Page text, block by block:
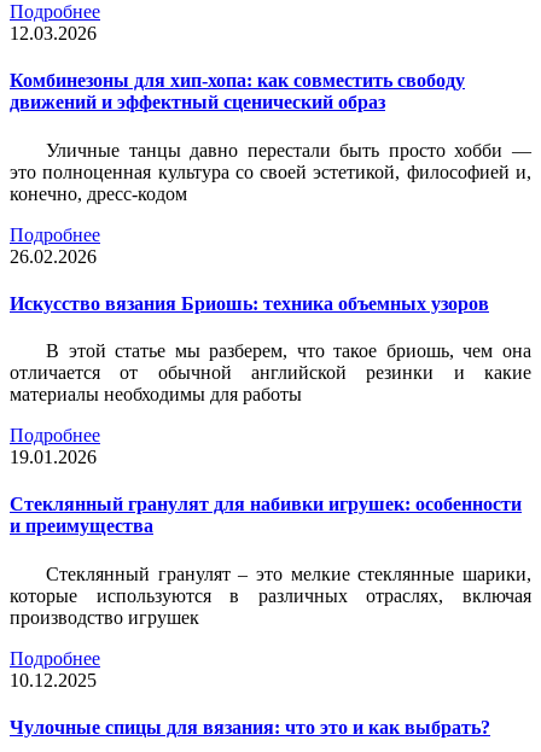
Подробнее
12.03.2026
Комбинезоны для хип-хопа: как совместить свободу
движений и эффектный сценический образ
Уличные танцы давно перестали быть просто хобби —
это полноценная культура со своей эстетикой, философией и,
конечно, дресс-кодом
Подробнее
26.02.2026
Искусство вязания Бриошь: техника объемных узоров
В этой статье мы разберем, что такое бриошь, чем она
отличается от обычной английской резинки и какие
материалы необходимы для работы
Подробнее
19.01.2026
Стеклянный гранулят для набивки игрушек: особенности
и преимущества
Стеклянный гранулят – это мелкие стеклянные шарики,
которые используются в различных отраслях, включая
производство игрушек
Подробнее
10.12.2025
Чулочные спицы для вязания: что это и как выбрать?